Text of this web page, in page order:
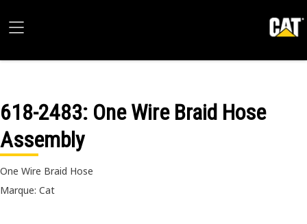
618-2483: One Wire Braid Hose
Assembly
One Wire Braid Hose
Marque: Cat